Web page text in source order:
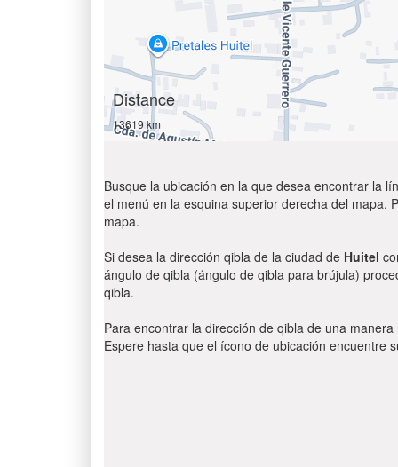
Distance
13619 km
Busque la ubicación en la que desea encontrar la
el menú en la esquina superior derecha del mapa.
mapa.
Si desea la dirección qibla de la ciudad de Huitel
ángulo de qibla (ángulo de qibla para brújula)
qibla.
Para encontrar la dirección de qibla de una
Espere hasta que el ícono de ubicación encuentre